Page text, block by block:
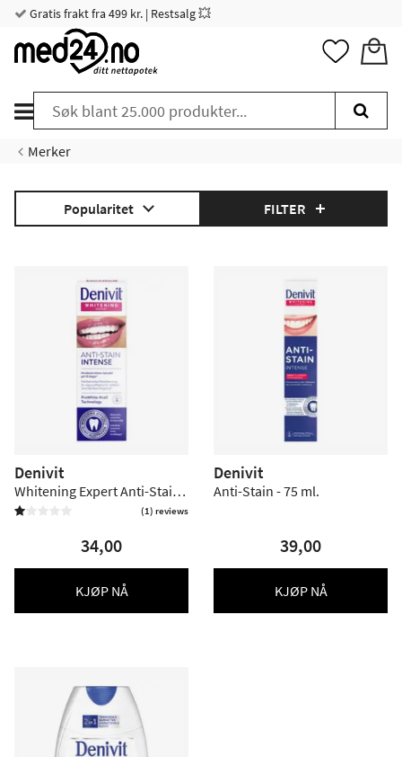
Gratis frakt fra 499 kr. | Restsalg 💥
Merker
Popularitet FILTER
Denivit
Whitening Expert Anti-Stain
 (1) reviews
34,00
KJØP NÅ
Denivit
Anti-Stain - 75 ml.
39,00
KJØP NÅ